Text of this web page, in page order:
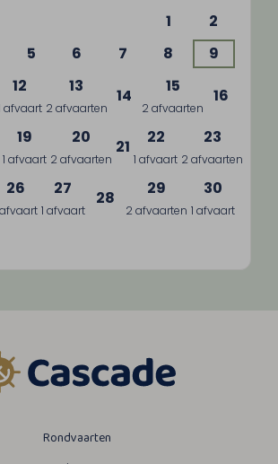
1
2
5 6 7 8
9
12
afvaart
13
2 afvaarten
14 15
2 afvaarten
16
19
1 afvaart
20
2 afvaarten
21 22
1 afvaart
23
2 afvaarten
26
afvaart
27
1 afvaart
28 29
2 afvaarten
30
1 afvaart
Rondvaarten